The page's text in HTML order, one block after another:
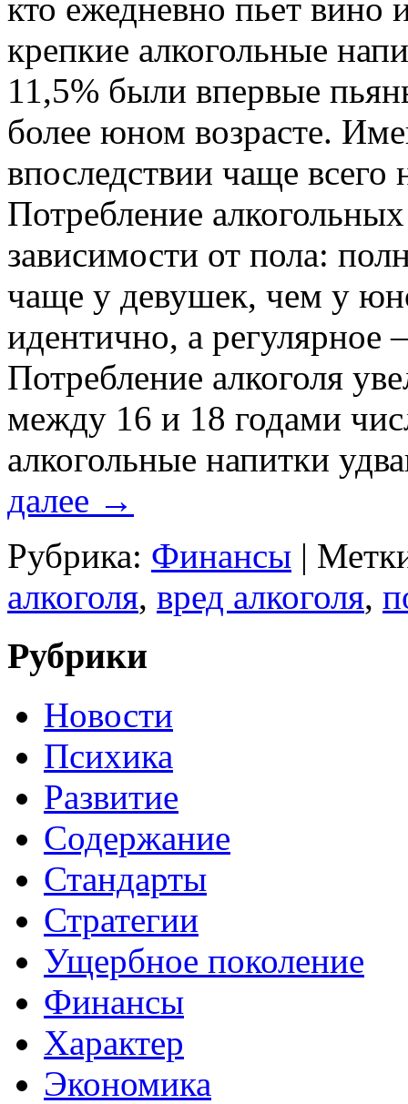
кто ежедневно пьет вино
крепкие ал­когольные
11,5% были впервые
более юном возрасте.
впослед­ствии чаще всего
Потреб­ление
зависи­мости от пола:
чаще у девушек, чем у
идентично, а
Потребление алкоголя
между 16 и 18 годами
алкогольные напитки
далее →
Рубрика: Финансы |
алкоголя, вред алкоголя,
Рубрики
Новости
Психика
Развитие
Содержание
Стандарты
Стратегии
Ущербное поколение
Финансы
Характер
Экономика